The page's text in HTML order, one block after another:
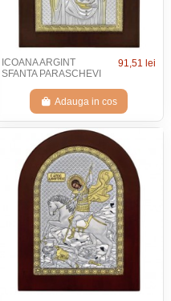
ICOANA ARGINT
SFANTA PARASCHEVI
91,51 lei
Adauga in cos